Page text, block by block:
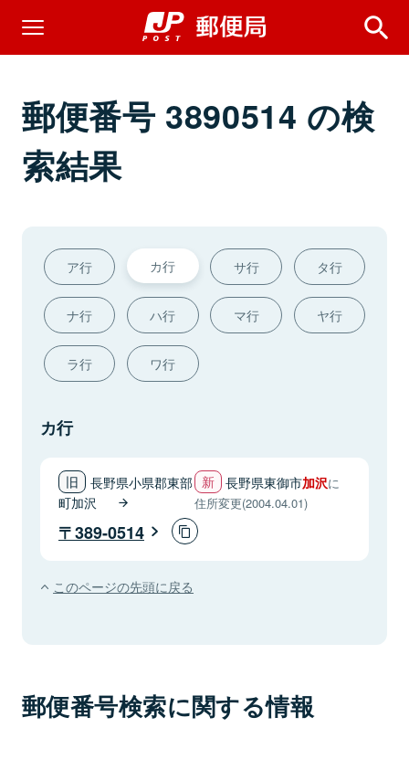
郵便番号 3890514 の検
索結果
ア行 カ行 サ行 タ行
ナ行 ハ行 マ行 ヤ行
ラ行 ワ行
カ行
長野県小県郡東部
町加沢
長野県東御市加沢に
住所変更(2004.04.01)
389-0514
このページの先頭に戻る
郵便番号検索に関する情報